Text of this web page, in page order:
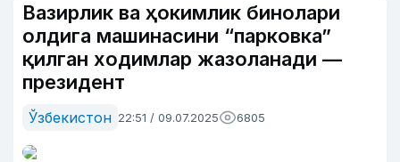
Вазирлик ва ҳокимлик бинолари
олдига машинасини “парковка”
қилган ходимлар жазоланади —
президент
Ўзбекистон 22:51 / 09.07.2025 6805